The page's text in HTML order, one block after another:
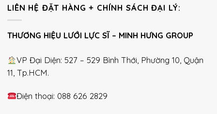
LIÊN HỆ ĐẶT HÀNG + CHÍNH SÁCH ĐẠI LÝ:
THƯƠNG HIỆU LƯỚI LỰC SĨ – MINH HƯNG GROUP
VP Đại Diện: 527 – 529 Bình Thới, Phường 10, Quận
11, Tp.HCM.
Điện thoại: 088 626 2829